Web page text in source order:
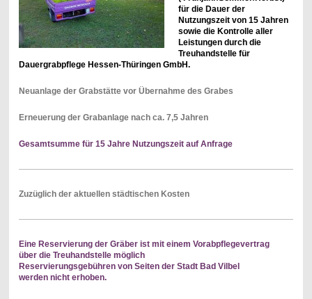
für die Dauer der
Nutzungszeit von 15 Jahren
sowie die Kontrolle aller
Leistungen durch die
Treuhandstelle für
Dauergrabpflege Hessen-Thüringen GmbH.
Neuanlage der Grabstätte vor Übernahme des Grabes
Erneuerung der Grabanlage nach ca. 7,5 Jahren
Gesamtsumme für 15 Jahre Nutzungszeit auf Anfrage
Zuzüglich der aktuellen städtischen Kosten
Eine Reservierung der Gräber ist mit einem Vorabpflegevertrag
über die Treuhandstelle möglich
Reservierungsgebühren von Seiten der Stadt Bad Vilbel
werden nicht erhoben.